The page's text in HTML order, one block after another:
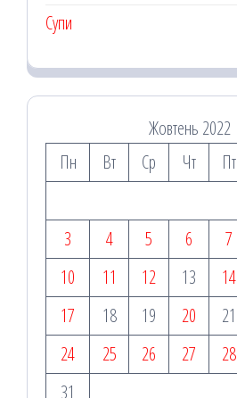
Супи
Жовтень 2022
Пн
Вт Ср Чт Пт
3
4 5 6 7
10
11 12 13 14
17
18 19 20 21
24
25 26 27 28
31